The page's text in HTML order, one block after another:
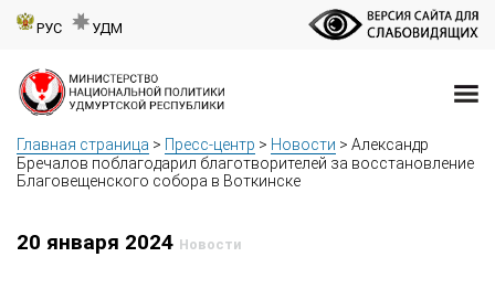
РУС УДМ
Главная страница > Пресс-центр > Новости > Александр
Бречалов поблагодарил благотворителей за восстановление
Благовещенского собора в Воткинске
20 января 2024 Новости